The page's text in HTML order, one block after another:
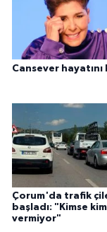
Cansever
Çorum'da trafik
başladı: "Kimse
vermiyor"